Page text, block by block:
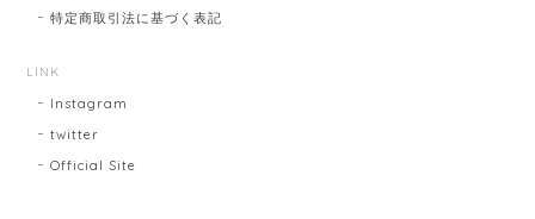
特定商取引法に基づく表記
LINK
Instagram
twitter
Official Site